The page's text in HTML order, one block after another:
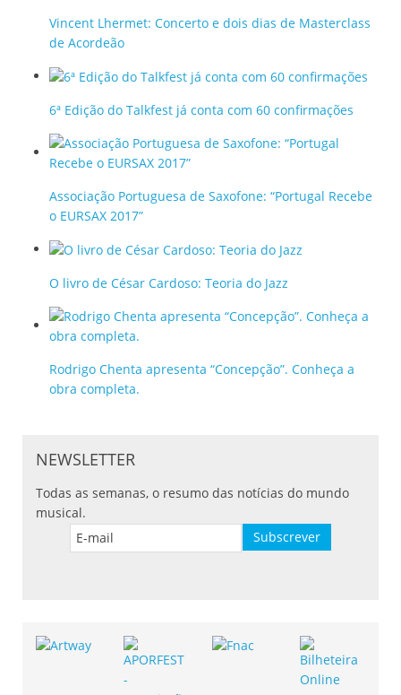
Vincent Lhermet: Concerto e dois dias de Masterclass
de Acordeão
6ª Edição do Talkfest já conta com 60 confirmações
Associação Portuguesa de Saxofone: “Portugal Recebe
o EURSAX 2017”
O livro de César Cardoso: Teoria do Jazz
Rodrigo Chenta apresenta “Concepção”. Conheça a
obra completa.
NEWSLETTER
Todas as semanas, o resumo das notícias do mundo
musical.